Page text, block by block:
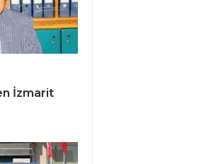
İzmarit